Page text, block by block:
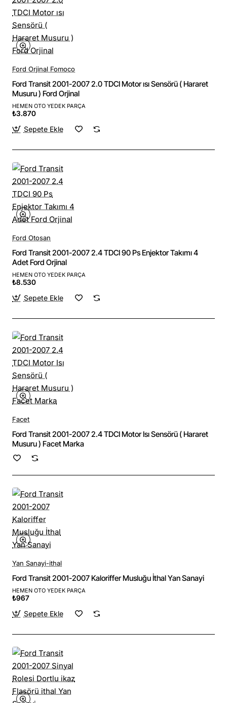
Ford Orjinal Fomoco
Ford Transit 2001-2007 2.0 TDCI Motor ısı Sensörü ( Hararet
Musuru ) Ford Orjinal
HEMEN OTO YEDEK PARÇA
₺3.870
Sepete Ekle
Ford Otosan
Ford Transit 2001-2007 2.4 TDCI 90 Ps Enjektor Takımı 4
Adet Ford Orjinal
HEMEN OTO YEDEK PARÇA
₺8.530
Sepete Ekle
Facet
Ford Transit 2001-2007 2.4 TDCI Motor Isı Sensörü ( Hararet
Musuru ) Facet Marka
Yan Sanayi-ithal
Ford Transit 2001-2007 Kaloriffer Musluğu İthal Yan Sanayi
HEMEN OTO YEDEK PARÇA
₺967
Sepete Ekle